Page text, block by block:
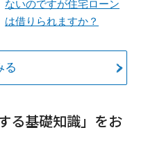
ないのですが住宅ローン
は借りられますか？
る
る基礎知識」をお